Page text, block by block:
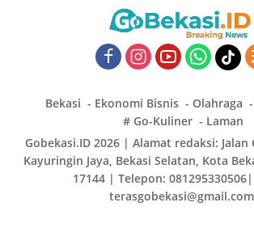
Bekasi Ekonomi Bisnis Olahraga
# Go-Kuliner
Laman
Gobekasi.ID 2026 | Alamat redaksi: Jalan
Kayuringin Jaya, Bekasi Selatan, Kota
17144 | Telepon:
terasgobekasi@gmail.com